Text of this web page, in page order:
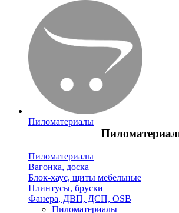
Пиломатериалы
Пиломатериалы
Вагонка, доска
Блок-хаус, щиты мебельные
Плинтусы, бруски
Фанера, ДВП, ДСП, OSB
Пиломатериалы